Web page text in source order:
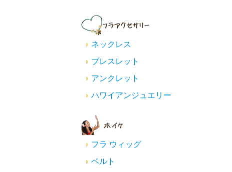
ネックレス
ブレスレット
アンクレット
ハワイアンジュエリー
フラ ウィッグ
ベルト